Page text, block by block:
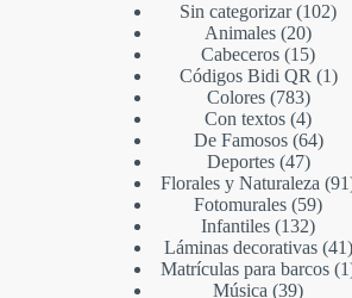
Sin categorizar 102
Animales 20
Cabeceros 15
Códigos Bidi QR
1
Colores 783
Con textos 4
De Famosos 64
Deportes 47
Florales y Naturaleza 91
Fotomurales 59
Infantiles 132
Láminas decorativas 41
Matrículas para barcos 1
Música 39